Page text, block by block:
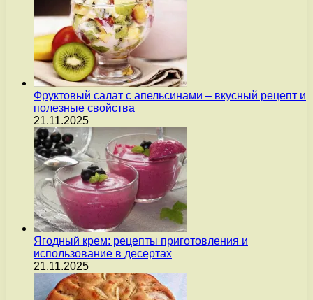
Фруктовый салат с апельсинами – вкусный рецепт и
полезные свойства
21.11.2025
Ягодный крем: рецепты приготовления и
использование в десертах
21.11.2025